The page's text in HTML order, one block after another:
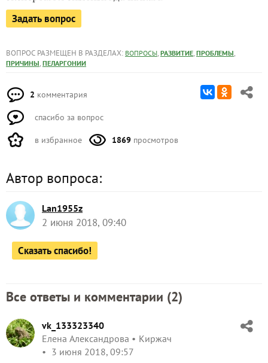
Задать вопрос
ВОПРОС РАЗМЕЩЕН В РАЗДЕЛАХ: ВОПРОСЫ, РАЗВИТИЕ, ПРОБЛЕМЫ,
ПРИЧИНЫ, ПЕЛАРГОНИИ
2 комментария
спасибо за вопрос
в избранное 1869 просмотров
Автор вопроса:
Lan1955z
2 июня 2018, 09:40
Сказать спасибо!
Все ответы и комментарии (2)
vk_133323340
Елена Александрова
Киржач
3 июня 2018, 09:57